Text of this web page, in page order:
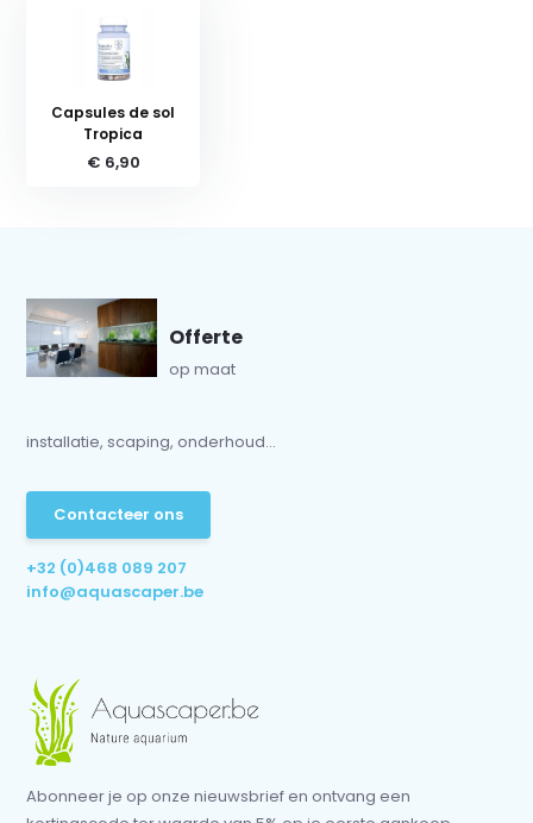
Capsules de sol
Tropica
€ 6,90
Offerte
op maat
installatie, scaping, onderhoud...
Contacteer ons
+32 (0)468 089 207
info@aquascaper.be
Abonneer je op onze nieuwsbrief en ontvang een